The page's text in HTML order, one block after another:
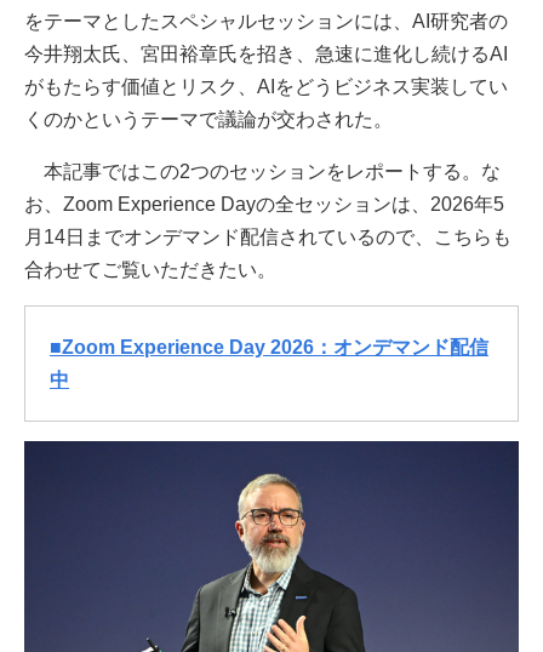
をテーマとしたスペシャルセッションには、AI研究者の
今井翔太氏、宮田裕章氏を招き、急速に進化し続けるAI
がもたらす価値とリスク、AIをどうビジネス実装してい
くのかというテーマで議論が交わされた。
本記事ではこの2つのセッションをレポートする。な
お、Zoom Experience Dayの全セッションは、2026年5
月14日までオンデマンド配信されているので、こちらも
合わせてご覧いただきたい。
■Zoom Experience Day 2026：オンデマンド配信
中